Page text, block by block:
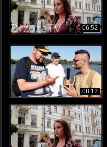
06:52
08:12